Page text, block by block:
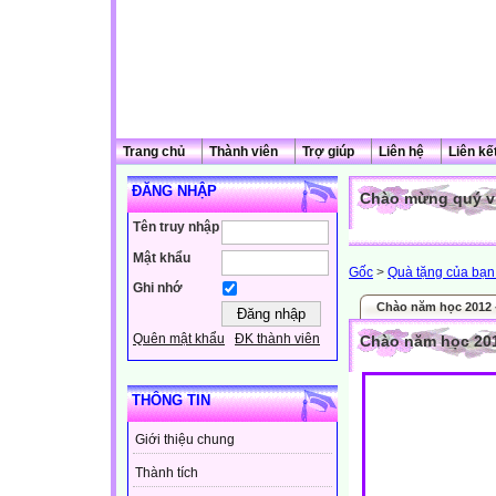
Trang chủ Thành viên Trợ giúp Liên hệ Liên
ĐĂNG NHẬP
Tên truy nhập
Mật khẩu
Ghi nhớ
Quên mật khẩu ĐK thành viên
THÔNG TIN
Giới thiệu chung
Thành tích
Chào mừng quý
Gốc > Quà tặng của
Chào năm học 2012
Chào năm học